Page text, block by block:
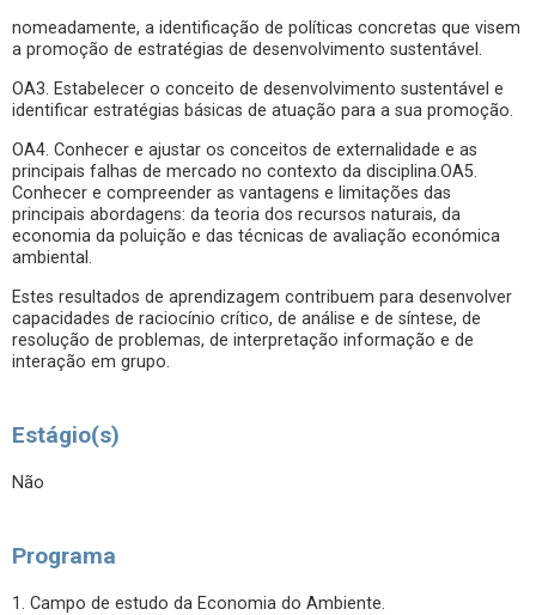
nomeadamente, a identificação de políticas concretas que visem
a promoção de estratégias de desenvolvimento sustentável.
OA3. Estabelecer o conceito de desenvolvimento sustentável e
identificar estratégias básicas de atuação para a sua promoção.
OA4. Conhecer e ajustar os conceitos de externalidade e as
principais falhas de mercado no contexto da disciplina.OA5.
Conhecer e compreender as vantagens e limitações das
principais abordagens: da teoria dos recursos naturais, da
economia da poluição e das técnicas de avaliação económica
ambiental.
Estes resultados de aprendizagem contribuem para desenvolver
capacidades de raciocínio crítico, de análise e de síntese, de
resolução de problemas, de interpretação informação e de
interação em grupo.
Estágio(s)
Não
Programa
1. Campo de estudo da Economia do Ambiente.